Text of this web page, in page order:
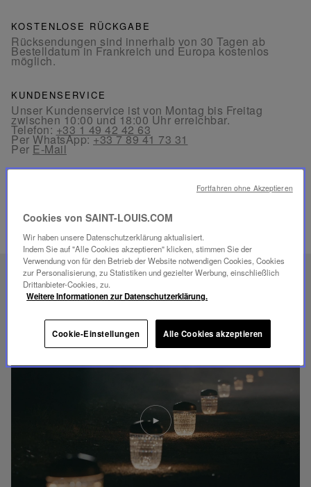
KOSTENLOSE RÜCKGABE
Rücksendungen sind innerhalb von 30 Tagen ab
Bestelldatum in Frankreich und Europa kostenlos
möglich.
KUNDENSERVICE
Unser Kundenservice ist von Montag bis Freitag
zwischen 10:00 und 18:00 Uhr erreichbar.
Telefon:+33 1 49 42 42 63
Per WhatsApp:+33 7 89 41 73 31
Per E-Mail
VERWANDTE PRODUKTE
EINZIGARTIGES
SAVOIR-FAIRE
FOLIA BELEUCHTUNG
Video
abspielen
YouTube-
Video,
Folia
Mini-
Portable-
Cookies von SAINT-LOUIS.COM
Wir haben unsere Datenschutzerklärung aktualisiert.
Indem Sie auf "Alle Cookies akzeptieren" klicken, stimmen Sie der
Verwendung von für den Betrieb der Website notwendigen Cookies, Cookies
zur Personalisierung, zu Statistiken und gezielter Werbung, einschließlich
Drittanbieter-Cookies, zu.
Weitere Informationen zur Datenschutzerklärung.
Cookie-Einstellungen Alle Cookies akzeptieren
Fortfahren ohne Akzeptieren